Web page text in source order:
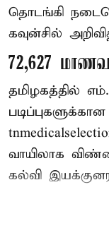
தொடங்கி
கவுன்சில்
72,627
தமிழகத்தில்
வாயிலாக
கல்வி